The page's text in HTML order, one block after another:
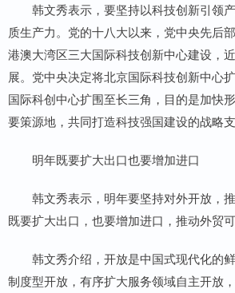
韩文秀表示，要坚持以科技创新引领
质生产力。党的十八大以来，党中央先后
港澳大湾区三大国际科技创新中心建设，
展。党中央决定将北京国际科技创新中心
国际科创中心扩围至长三角，目的是加快
要策源地，共同打造科技强国建设的战略支
明年既要扩大出口也要增加进口
韩文秀表示，明年要坚持对外开放，推
既要扩大出口，也要增加进口，推动外贸可
韩文秀介绍，开放是中国式现代化的
制度型开放，有序扩大服务领域自主开放